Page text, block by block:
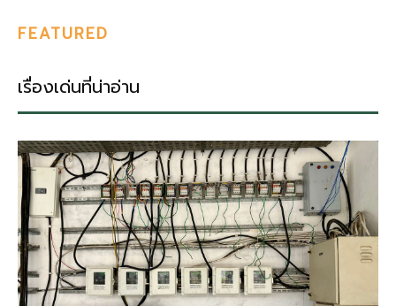
FEATURED
เรื่องเด่นที่น่าอ่าน